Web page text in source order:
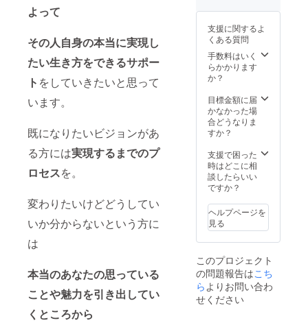
よって
その人自身の本当に実現し
たい生き方をできるサポー
ト をしていきたいと思って
います。
既になりたいビジョンがあ
る方には実現するまでのプ
ロセスを。
変わりたいけどどうしてい
いか分からないという方に
は
本当のあなたの思っている
ことや魅力を引き出してい
くところから
ことみ
阪でカ
フェタ
イムに
ついて
●スタッ
行しま
す♪ ●日
程は7，
8月の期
個別で
調整可
能で
す。 ●
内のカ
フェの
予定で
す。 ●
費、滞
在費、
ご自身
のカ
フェ代
支援に関するよ
くある質問
手数料はいく
らかかります
か？
目標金額に届
かなかった場
合どうなりま
すか？
支援で困った
時はどこに相
談したらいい
ですか？
ヘルプページを
見る
このプロジェクト
の問題報告はこち
らよりお問い合わ
せください